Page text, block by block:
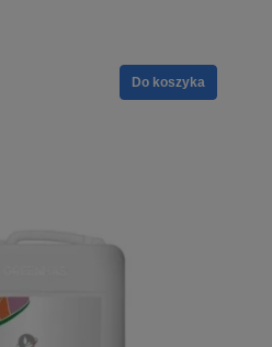
Do koszyka